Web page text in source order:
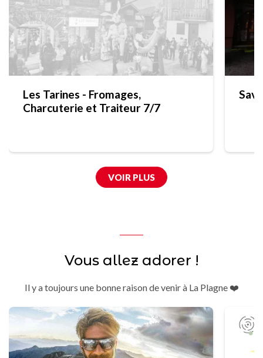
Les Tarines - Fromages,
Charcuterie et Traiteur 7/7
VOIR PLUS
Vous allez adorer !
Il y a toujours une bonne raison de venir à La Plagne ❤️